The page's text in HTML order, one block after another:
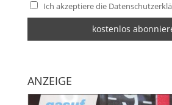
Ich akzeptiere die
ANZEIGE